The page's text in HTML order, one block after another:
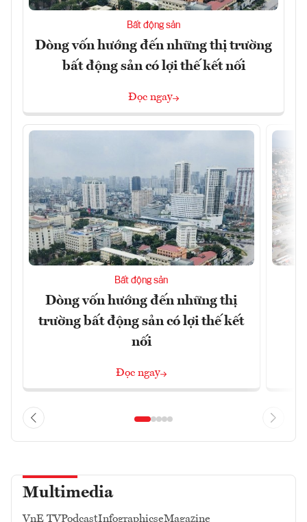
Bất động sản
Dòng vốn hướng đến những thị trường
bất động sản có lợi thế kết nối
Đọc ngay
Bất động sản
Dòng vốn hướng đến những thị
trường bất động sản có lợi thế kết
nối
Đọc ngay
Multimedia
VnE TVPodcastInfographicseMagazine